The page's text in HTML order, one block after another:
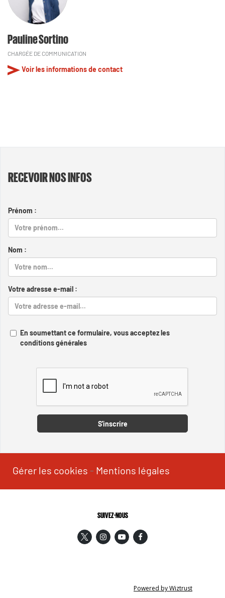
Pauline Sortino
CHARGÉE DE COMMUNICATION
Voir les informations de contact
RECEVOIR NOS INFOS
Prénom :
Nom :
Votre adresse e-mail :
En soumettant ce formulaire, vous acceptez les
conditions générales
S'inscrire
Gérer les cookies - Mentions légales
SUIVEZ-NOUS
Powered by Wiztrust